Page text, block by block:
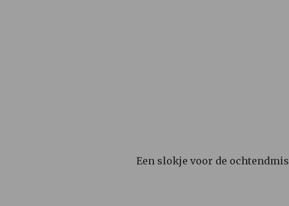
Een slokje voor de ochtendmis